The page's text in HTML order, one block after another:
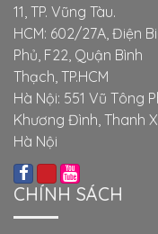
11, TP. Vũng Tàu.
HCM: 602/27A, Điện
Phủ, F22, Quận Bình
Thạch, TP.HCM
Hà Nội: 551 Vũ Tông
Khương Đình, Thanh
Hà Nội
CHÍNH SÁCH